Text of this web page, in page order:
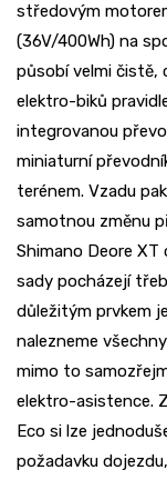
středovým
(36V/400Wh) na
působí velmi čistě,
elektro-biků
integrovanou
miniaturní
terénem. Vzadu
samotnou změnu
Shimano Deore
sady pocházejí
důležitým prvkem
nalezneme
mimo to
elektro-asistence.
Eco si lze
požadavku